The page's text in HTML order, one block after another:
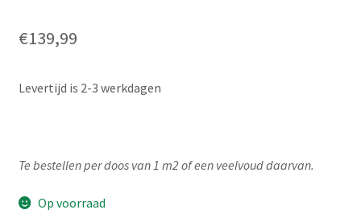
€139,99
Levertijd is 2-3 werkdagen
Te bestellen per doos van 1 m2 of een veelvoud daarvan.
Op voorraad